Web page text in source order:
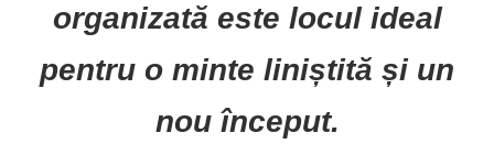
organizată este locul ideal
pentru o minte liniștită și un
nou început.